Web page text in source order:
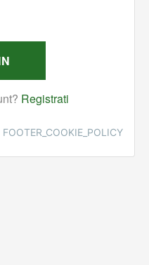
FOOTER_COOKIE_POLICY